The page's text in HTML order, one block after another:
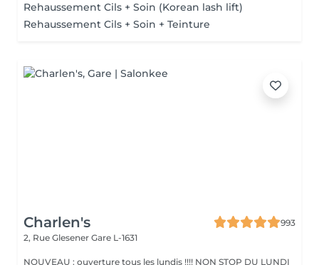
Rehaussement Cils + Soin (Korean lash lift)
Rehaussement Cils + Soin + Teinture
Charlen's
993
2, Rue Glesener Gare L-1631
NOUVEAU : ouverture tous les lundis !!!! NON STOP DU LUNDI